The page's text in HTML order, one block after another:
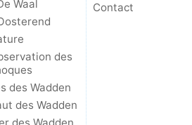
Waal
des
des Wadden
des Wadden
Contact